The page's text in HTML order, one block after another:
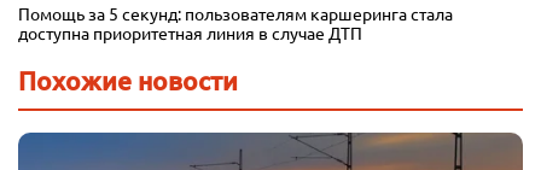
Помощь за 5 секунд: пользователям каршеринга стала
доступна приоритетная линия в случае ДТП
Похожие новости